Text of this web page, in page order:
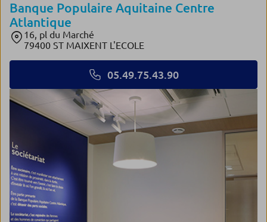
Banque Populaire Aquitaine Centre
Atlantique
16, pl du Marché
79400 ST MAIXENT L'ECOLE
05.49.75.43.90